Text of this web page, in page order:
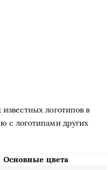
логотипов в
с логотипами других
Основные цвета